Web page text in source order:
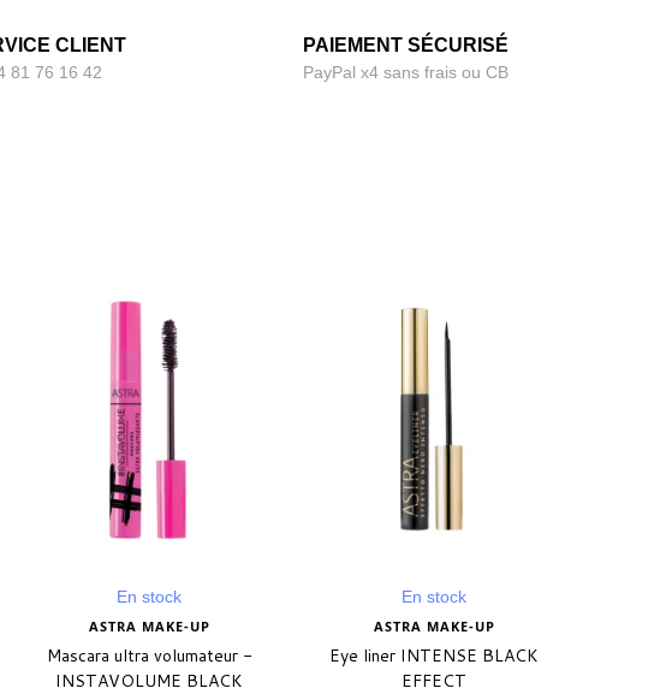
CLIENT
81 76 16 42
PAIEMENT SÉCURISÉ
PayPal x4 sans frais ou CB
En stock
ASTRA MAKE-UP
Mascara ultra volumateur -
INSTAVOLUME BLACK
En stock
ASTRA MAKE-UP
Eye liner INTENSE BLACK
EFFECT